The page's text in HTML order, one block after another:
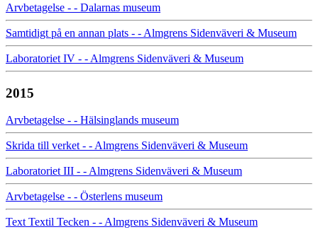
Arvbetagelse - - Dalarnas museum
Samtidigt på en annan plats - - Almgrens Sidenväveri & Museum
Laboratoriet IV - - Almgrens Sidenväveri & Museum
2015
Arvbetagelse - - Hälsinglands museum
Skrida till verket - - Almgrens Sidenväveri & Museum
Laboratoriet III - - Almgrens Sidenväveri & Museum
Arvbetagelse - - Österlens museum
Text Textil Tecken - - Almgrens Sidenväveri & Museum